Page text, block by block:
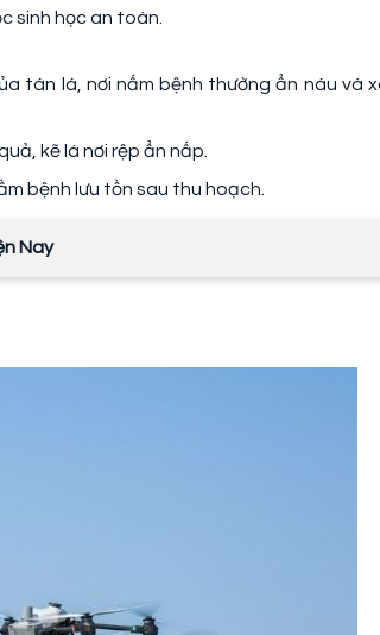
sinh học an toàn.
tán lá, nơi nấm bệnh thường ẩn náu và
kẽ lá nơi rệp ẩn nấp.
bệnh lưu tồn sau thu hoạch.
Nay